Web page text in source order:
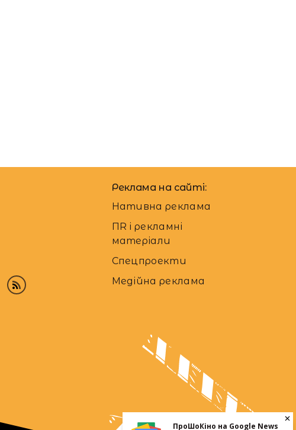
Реклама на сайті:
Нативна реклама
ПR і рекламні
матеріали
Спецпроекти
Медійна реклама
ПроШоКіно на Google News